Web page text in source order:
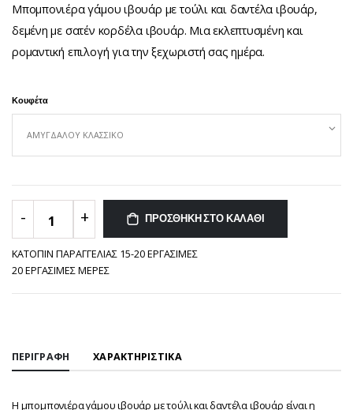
Μπομπονιέρα γάμου ιβουάρ με τούλι και δαντέλα ιβουάρ,
δεμένη με σατέν κορδέλα ιβουάρ. Μια εκλεπτυσμένη και
ρομαντική επιλογή για την ξεχωριστή σας ημέρα.
Κουφέτα
- 1 + ΠΡΟΣΘΗΚΗ ΣΤΟ ΚΑΛΑΘΙ
ΚΑΤΟΠΙΝ ΠΑΡΑΓΓΕΛΙΑΣ 15-20 ΕΡΓΑΣΙΜΕΣ
20 ΕΡΓΑΣΙΜΕΣ ΜΕΡΕΣ
ΠΕΡΙΓΡΑΦΗ ΧΑΡΑΚΤΗΡΙΣΤΙΚΑ
Η μπομπονιέρα γάμου ιβουάρ με τούλι και δαντέλα ιβουάρ είναι η